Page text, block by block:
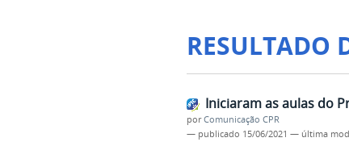
RESULTADO
Iniciaram as aulas do
porComunicação CPR
— publicado 15/06/2021 — última